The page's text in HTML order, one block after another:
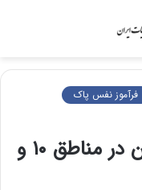
فرآموز نفس پاک
طرح اوقات فراغت تابستان در مناطق ۱۰ و